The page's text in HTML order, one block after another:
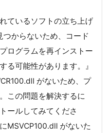
ているソフトの立ち上げ
からないため、コード
ログラムを再インストー
る可能性があります。』
がないため、プ
この問題を解決するに
ールしてみてくださ
MSVCP100.dll がないた